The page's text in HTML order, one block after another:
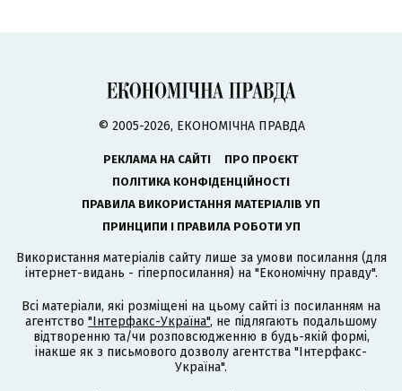
© 2005-2026, ЕКОНОМІЧНА ПРАВДА
РЕКЛАМА НА САЙТІ
ПРО ПРОЄКТ
ПОЛІТИКА КОНФІДЕНЦІЙНОСТІ
ПРАВИЛА ВИКОРИСТАННЯ МАТЕРІАЛІВ УП
ПРИНЦИПИ І ПРАВИЛА РОБОТИ УП
Використання матеріалів сайту лише за умови посилання (для
інтернет-видань - гіперпосилання) на "Економічну правду".
Всі матеріали, які розміщені на цьому сайті із посиланням на
агентство "Інтерфакс-Україна", не підлягають подальшому
відтворенню та/чи розповсюдженню в будь-якій формі,
інакше як з письмового дозволу агентства "Інтерфакс-
Україна".